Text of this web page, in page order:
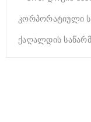
კორპორატიული
ქაღალდის